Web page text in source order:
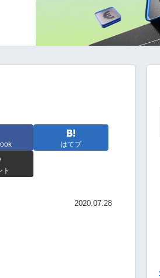
はてブ
ト
2020.07.28